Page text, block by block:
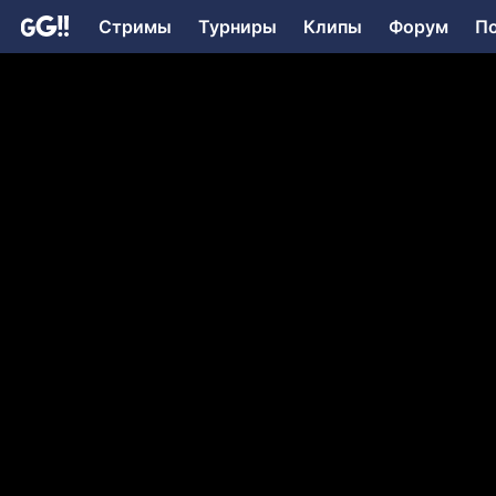
Стримы Турниры Клипы Форум